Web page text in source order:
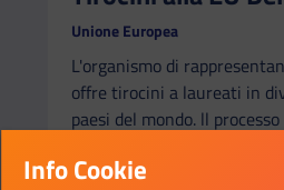
Unione Europea
L'organismo di
offre tirocini a laureati in
paesi del mondo. ll
vacancies sul sito
Info Cookie